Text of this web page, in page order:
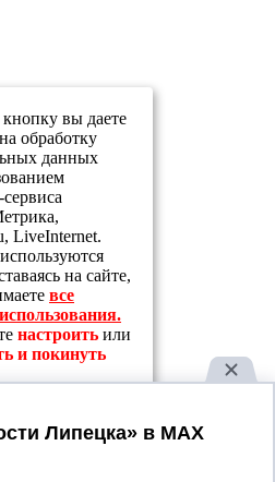
вы даете
обработку
данных
LiveInternet.
на сайте,
все
настроить или
и покинуть